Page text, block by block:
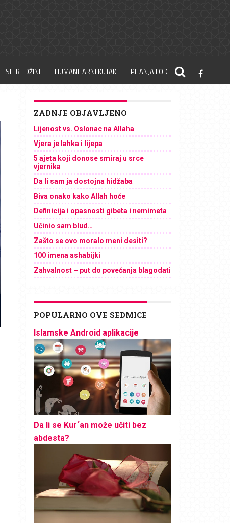
SIHR I DŽINI HUMANITARNI KUTAK PITANJA I ODGOVORI
ZADNJE OBJAVLJENO
Lijenost vs. Oslonac na Allaha
Vjera je lahka i lijepa
5 ajeta koji donose smiraj u srce
vjernika
Da li sam ja dostojna hidžaba
Biva onako kako Allah hoće
Definicija i opasnosti gibeta i nemimeta
Učinio sam blud…
Zašto se ovo moralo meni desiti?
100 imena ashabijki
Zahvalnost – put do povećanja blagodati
POPULARNO OVE SEDMICE
Islamske Android aplikacije
Da li se Kur´an može učiti bez
abdesta?